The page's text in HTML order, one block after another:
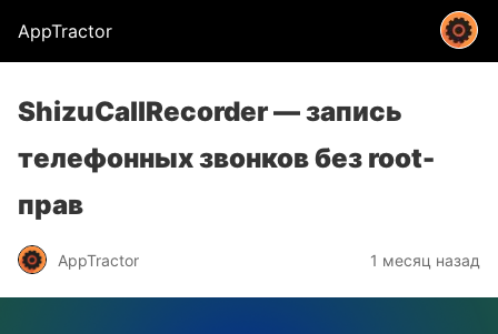
AppTractor
ShizuCallRecorder — запись
телефонных звонков без root-
прав
AppTractor 1 месяц назад